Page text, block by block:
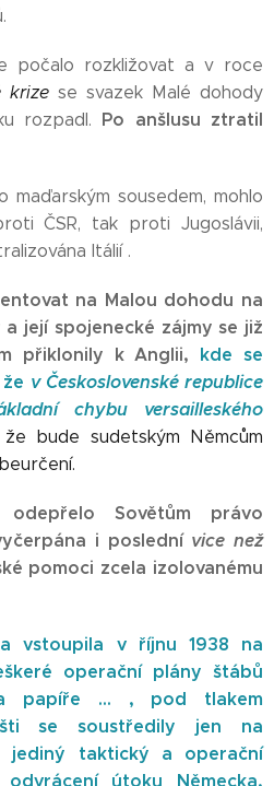
počalo rozkližovat a v roce
krize se svazek Malé dohody
rozpadl. Po anšlusu ztratil
sousedem, mohlo
ČSR, tak proti Jugoslávii,
Itálií .
na Malou dohodu na
a její spojenecké zájmy se již
přiklonily k Anglii, kde se
v Československé republice
chybu versailleského
bude sudetským Němcům
odepřelo Sovětům právo
i poslední vice než
pomoci zcela izolovanému
vstoupila v říjnu 1938 na
operační plány štábů
papíře ... , pod tlakem
se soustředily jen na
jediný taktický a operační
útoku Německa,